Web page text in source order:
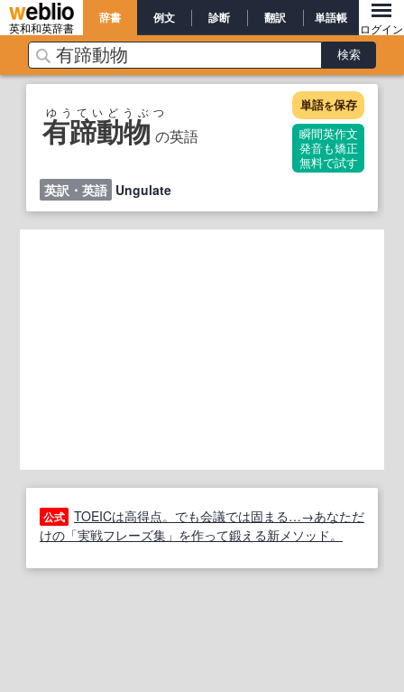
英和和英辞書
辞書 例文 診断 翻訳 単語帳
ログイン
有蹄動物 の英語
ゆうていどうぶつ 単語を保存
瞬間英作文
発音も矯正
無料で試す
英訳・英語 Ungulate
公式 TOEICは高得点。でも会議では固まる…→あなただ
けの「実戦フレーズ集」を作って鍛える新メソッド。